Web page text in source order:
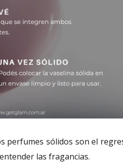
perfumes sólidos son el
las fragancias.